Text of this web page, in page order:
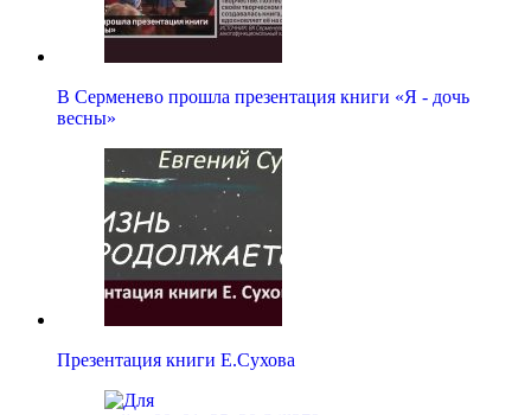
В Серменево прошла презентация книги «Я - дочь
весны»
Презентация книги Е.Сухова